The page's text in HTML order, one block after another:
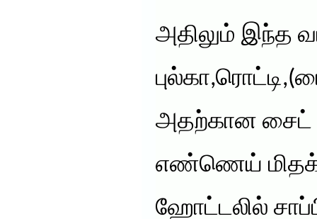
அதிலும் இந்த
அதற்கான சைட்
எண்ணெய்
ஹோட்டலில்